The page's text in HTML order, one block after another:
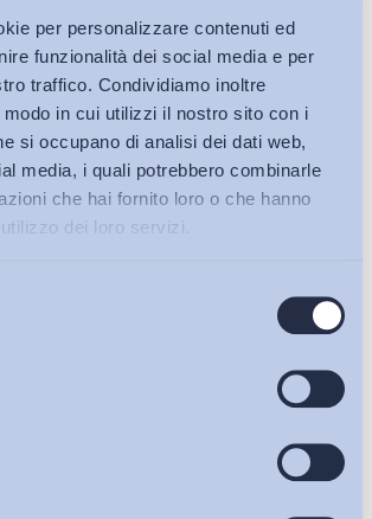
per personalizzare contenuti ed
funzionalità dei social media e per
traffico. Condividiamo inoltre
in cui utilizzi il nostro sito con i
si occupano di analisi dei dati web,
media, i quali potrebbero combinarle
che hai fornito loro o che hanno
dei loro servizi.
informativo SFeRA: un passo avanti
delle competenze?
Mercato del lavoro, Politiche attive
dei frontalieri tra Italia e Svizzera:
fisco e previdenza